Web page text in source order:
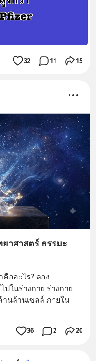
32 11 15
ยาศาสตร์ ธรรมะ
คืออะไร? ลอง
ปในร่างกาย ร่างกาย
นล้านเซลล์ ภายใน
36 2 20